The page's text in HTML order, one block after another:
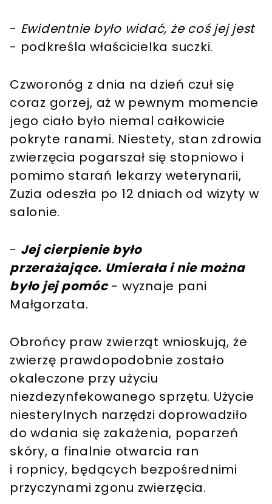
- Ewidentnie było widać, że coś jej jest
- podkreśla właścicielka suczki.
Czworonóg z dnia na dzień czuł się
coraz gorzej, aż w pewnym momencie
jego ciało było niemal całkowicie
pokryte ranami. Niestety, stan zdrowia
zwierzęcia pogarszał się stopniowo i
pomimo starań lekarzy weterynarii,
Zuzia odeszła po 12 dniach od wizyty w
salonie.
- Jej cierpienie było
przerażające. Umierała i nie można
było jej pomóc- wyznaje pani
Małgorzata.
Obrońcy praw zwierząt wnioskują, że
zwierzę prawdopodobnie zostało
okaleczone przy użyciu
niezdezynfekowanego sprzętu. Użycie
niesterylnych narzędzi doprowadziło
do wdania się zakażenia, poparzeń
skóry, a finalnie otwarcia ran
i ropnicy, będących bezpośrednimi
przyczynami zgonu zwierzęcia.